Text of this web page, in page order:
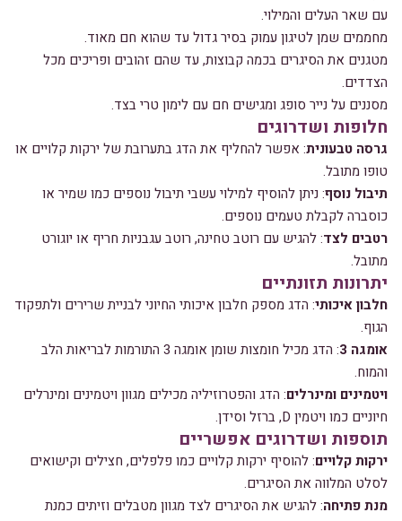
עם שאר העלים והמילוי.
מחממים שמן לטיגון עמוק בסיר גדול עד שהוא חם מאוד.
מטגנים את הסיגרים בכמה קבוצות, עד שהם זהובים ופריכים מכל
הצדדים.
מסננים על נייר סופג ומגישים חם עם לימון טרי בצד.
חלופות ושדרוגים
גרסה טבעונית: אפשר להחליף את הדג בתערובת של ירקות קלויים או
טופו מתובל.
תיבול נוסף: ניתן להוסיף למילוי עשבי תיבול נוספים כמו שמיר או
כוסברה לקבלת טעמים נוספים.
רטבים לצד: להגיש עם רוטב טחינה, רוטב עגבניות חריף או יוגורט
מתובל.
יתרונות תזונתיים
חלבון איכותי: הדג מספק חלבון איכותי החיוני לבניית שרירים ולתפקוד
הגוף.
אומגה 3
: הדג מכיל חומצות שומן אומגה 3 התורמות לבריאות הלב
והמוח.
ויטמינים ומינרלים: הדג והפטרוזיליה מכילים מגוון ויטמינים ומינרלים
חיוניים כמו ויטמין D, ברזל וסידן.
תוספות ושדרוגים אפשריים
ירקות קלויים: להוסיף ירקות קלויים כמו פלפלים, חצילים וקישואים
לסלט המלווה את הסיגרים.
מנת פתיחה: להגיש את הסיגרים לצד מגוון מטבלים וזיתים כמנת